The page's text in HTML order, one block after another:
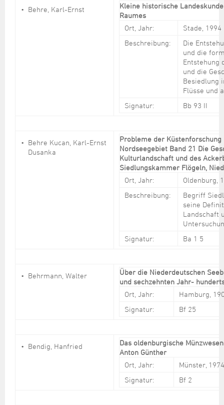
Behre, Karl-Ernst
Kleine historische
Raumes
Ort, Jahr:
Stade, 1994
Beschreibung:
Die
und die
Entstehung
und die
Besiedlung
Flüsse und
Signatur:
Bb 93 II
Behre Kucan, Karl-Ernst
Dusanka
Probleme der
Nordseegebiet Band 21 Die
Kulturlandschaft und des
Siedlungskammer Flögeln,
Ort, Jahr:
Oldenburg,
Beschreibung:
Begriff
seine
Landschaft
Signatur:
Ba 1 5
Behrmann, Walter
Über die Niederdeutschen
und sechzehnten Jahr-
Ort, Jahr:
Hamburg,
Signatur:
Bf 25
Bendig, Hanfried
Das oldenburgische
Anton Günther
Ort, Jahr:
Münster, 1974
Signatur:
Bf 2